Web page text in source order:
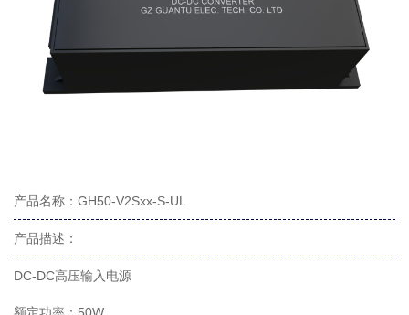
产品名称：GH50-V2Sxx-S-UL
产品描述：
DC-DC高压输入电源